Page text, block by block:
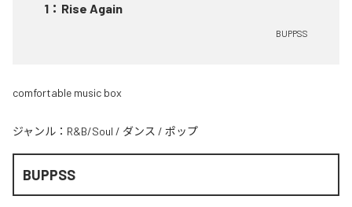
1 ： Rise Again
BUPPSS
comfortable music box
ジャンル： R&B/Soul / ダンス / ポップ
BUPPSS